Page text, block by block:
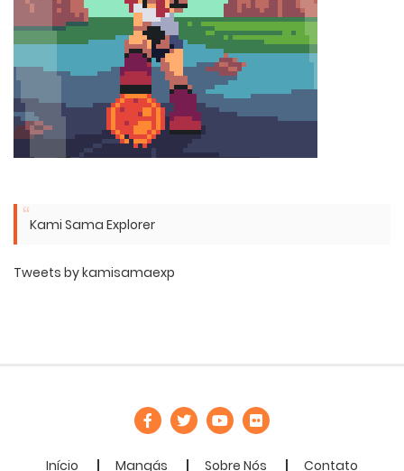
Kami Sama Explorer
Tweets by kamisamaexp
Início Mangás Sobre Nós Contato